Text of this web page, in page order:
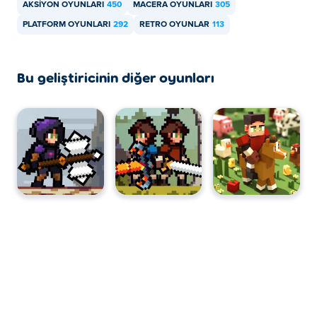
telefon, tablet gibi mobil cihazlarınızda oynanabilir.
AKSIYON OYUNLARI 450 MACERA OYUNLARI 305
PLATFORM OYUNLARI 292 RETRO OYUNLAR 113
Bu geliştiricinin diğer oyunları